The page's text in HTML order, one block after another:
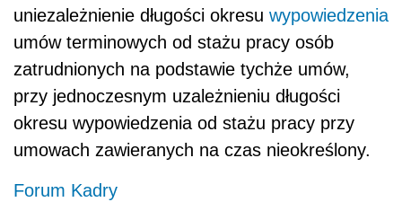
uniezależnienie długości okresu wypowiedzenia
umów terminowych od stażu pracy osób
zatrudnionych na podstawie tychże umów,
przy jednoczesnym uzależnieniu długości
okresu wypowiedzenia od stażu pracy przy
umowach zawieranych na czas nieokreślony.
Forum Kadry